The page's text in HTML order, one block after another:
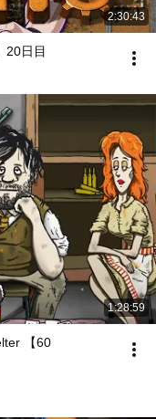
2:30:43
20日目
1:28:59
【60